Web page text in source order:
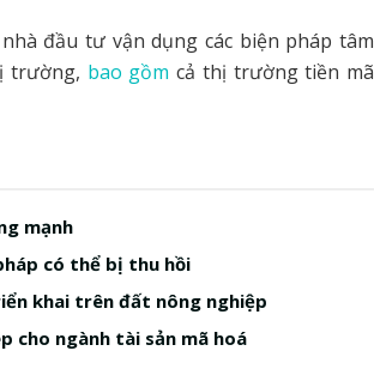
đầu tư vận dụng các biện pháp tâm
trường, bao gồm cả thị trường tiền mã
mạnh
có thể bị thu hồi
khai trên đất nông nghiệp
cho ngành tài sản mã hoá